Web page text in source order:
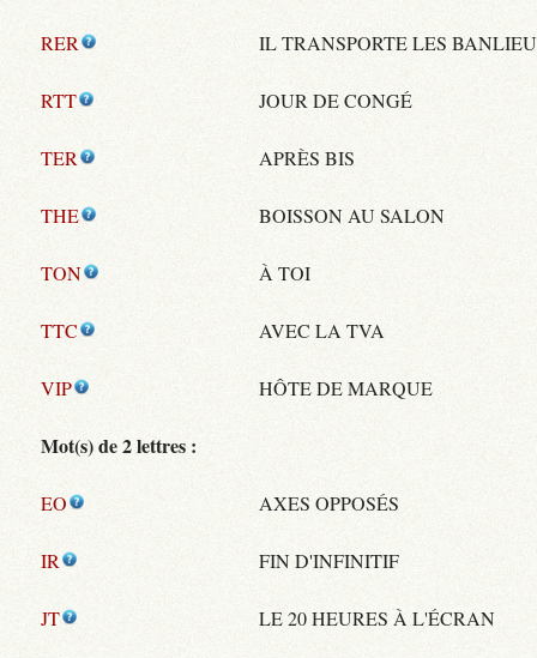
RER IL TRANSPORTE LES
RTT JOUR DE CONGÉ
TER APRÈS BIS
THE BOISSON AU SALON
TON À TOI
TTC AVEC LA TVA
VIP HÔTE DE MARQUE
Mot(s) de 2 lettres :
EO AXES OPPOSÉS
IR FIN D'INFINITIF
JT LE 20 HEURES À L'ÉCRAN